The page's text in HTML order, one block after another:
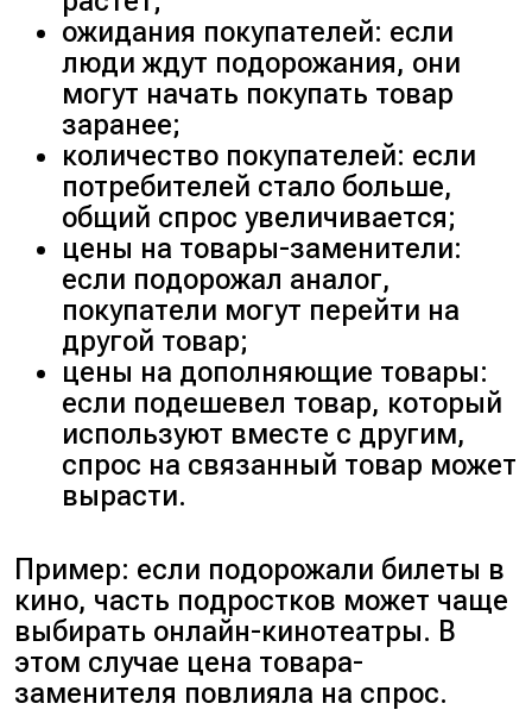
ожидания покупателей: если
люди ждут подорожания, они
могут начать покупать товар
заранее;
количество покупателей: если
потребителей стало больше,
общий спрос увеличивается;
цены на товары-заменители:
если подорожал аналог,
покупатели могут перейти на
другой товар;
цены на дополняющие товары:
если подешевел товар, который
используют вместе с другим,
спрос на связанный товар может
вырасти.
Пример: если подорожали билеты в
кино, часть подростков может чаще
выбирать онлайн-кинотеатры. В
этом случае цена товара-
заменителя повлияла на спрос.